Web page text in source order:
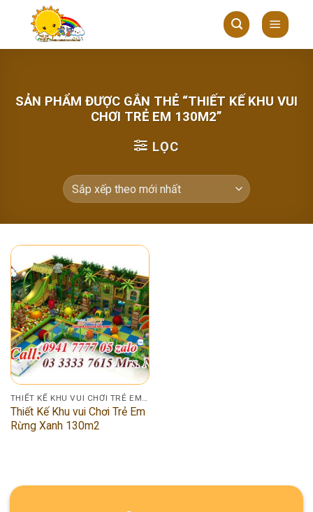
content
SẢN PHẨM ĐƯỢC GẮN THẺ “THIẾT KẾ KHU VUI
CHƠI TRẺ EM 130M2”
LỌC
THIẾT KẾ KHU VUI CHƠI TRẺ EM 100M2
Thiết Kế Khu vui Chơi Trẻ Em
Rừng Xanh 130m2